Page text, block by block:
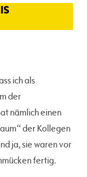
ich als
der
nämlich einen
der Kollegen
ja, sie waren vor
fertig.